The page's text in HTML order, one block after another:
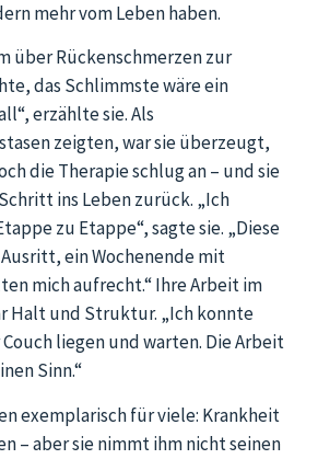
mehr vom Leben haben.
über Rückenschmerzen zur
das Schlimmste wäre ein
erzählte sie. Als
zeigten, war sie überzeugt,
die Therapie schlug an – und sie
ins Leben zurück. „Ich
zu Etappe“, sagte sie. „Diese
ein Wochenende mit
mich aufrecht.“ Ihre Arbeit im
Halt und Struktur. „Ich konnte
liegen und warten. Die Arbeit
Sinn.“
exemplarisch für viele: Krankheit
– aber sie nimmt ihm nicht seinen